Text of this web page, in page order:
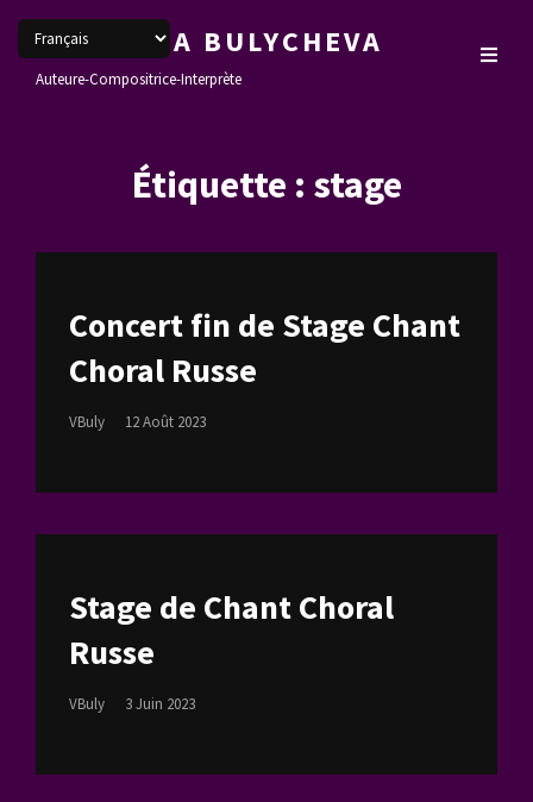
VERONIKA BULYCHEVA
Auteure-Compositrice-Interprète
Étiquette : stage
Concert fin de Stage Chant
Choral Russe
VBuly
Posted
12 Août 2023
Stage de Chant Choral
Russe
VBuly
Posted
3 Juin 2023